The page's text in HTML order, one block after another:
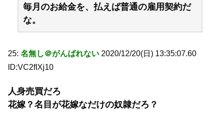
毎月のお給金を、払えば普通の雇用契約だ
な。
25: 名無し＠がんばれない 2020/12/20(日) 13:35:07.60
ID:VC2fIXj10
人身売買だろ
花嫁？名目が花嫁なだけの奴隷だろ？